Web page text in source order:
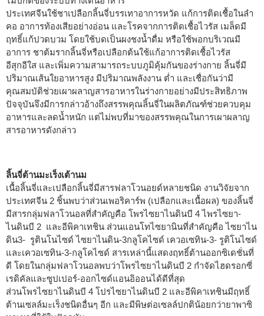
ประเทศจีนใช้ชาเปลือกลิ้นจี่บรรเทาอาการหวัด แก้การติดเชื้อในลำ
คอ อาการท้องเสียอย่างอ่อน และโรคจากการติดเชื้อไวรัส เมล็ดมี
ฤทธิ์แก้ปวดบวม โดยใช้บดเป็นผงชงน้ำดื่ม หรือใช้พอกบริเวณมี
อาการ ชาต้มรากลิ้นจี่หรือเปลือกต้นใช้แก้อาการติดเชื้อไวรัส
อีสุกอีใส และเพิ่มความสามารถระบบภูมิคุ้มกันของร่างกาย ลิ้นจี่มี
ปริมาณเส้นใยอาหารสูง มีปริมาณพลังงาน ต่ำ และเชื่อกันว่ามี
คุณสมบัติช่วยเผาผลาญสารอาหารในร่างกายอย่างมีประสิทธิภาพ
ปัจจุบันจึงมีการกล่าวอ้างถึงสรรพคุณลิ้นจี่ในผลิตภัณฑ์ช่วยควบคุม
อาหารและลดน้ำหนัก แต่ไม่พบที่มาของสรรพคุณในการเผาผลาญ
สารอาหารดังกล่าว
ลิ้นจี่ต้านมะเร็งเต้านม
เนื้อลิ้นจี่และเปลือกลิ้นจี่มีสารฟลาโวนอยด์หลายชนิด งานวิจัยจาก
ประเทศจีน 2 ชิ้นพบว่าส่วนเพอริคาร์พ (เปลือกและเนื้อผล) ของลิ้นจี่
มีสารกลุ่มฟลาโวนอลที่สำคัญคือ โพรไซยาไนดินบี 4 ไพรไซยา-
ไนดินบี 2 และอีพิคาเทชิน ส่วนแอนโทไซยานินที่สำคัญคือ ไซยาไน
ดิน3- รูตินโนไซด์ ไซยาไนดิน-3กลูโคไซด์ เควอเซทิน-3- รูติโนไซด์
และเควอเซทิน-3-กลูโคไซด์ สารเหล่านี้แสดงฤทธิ์ต้านออกซิเดชั่นที่
ดี โดยในกลุ่มฟลาโวนอลพบว่าโพรไซยาไนดินบี 2 กำจัดไฮดรอกซี่
เรดิคัลและซูปเปอร์-ออกไซด์แอนอิออนได้ดีที่สุด
ส่วนโพรไซยาไนดินบี 4 โปรไซยาไนดินบี 2 และอีพิคาเทชินมีฤทธิ์
ต้านเซลล์มะเร็งชนิดอื่นๆ อีก และมีพิษต่อเซลล์ปกติน้อยกว่ายาพาซิ